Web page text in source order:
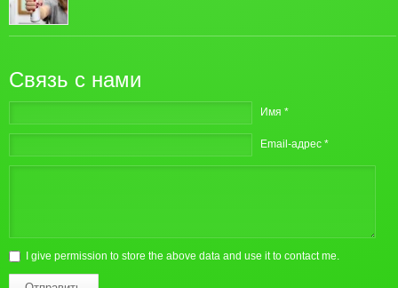
Связь с нами
Имя *
Email-адрес *
I give permission to store the above data and use it to contact me.